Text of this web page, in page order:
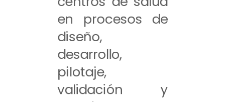
en procesos de
diseño,
desarrollo,
pilotaje,
validación y